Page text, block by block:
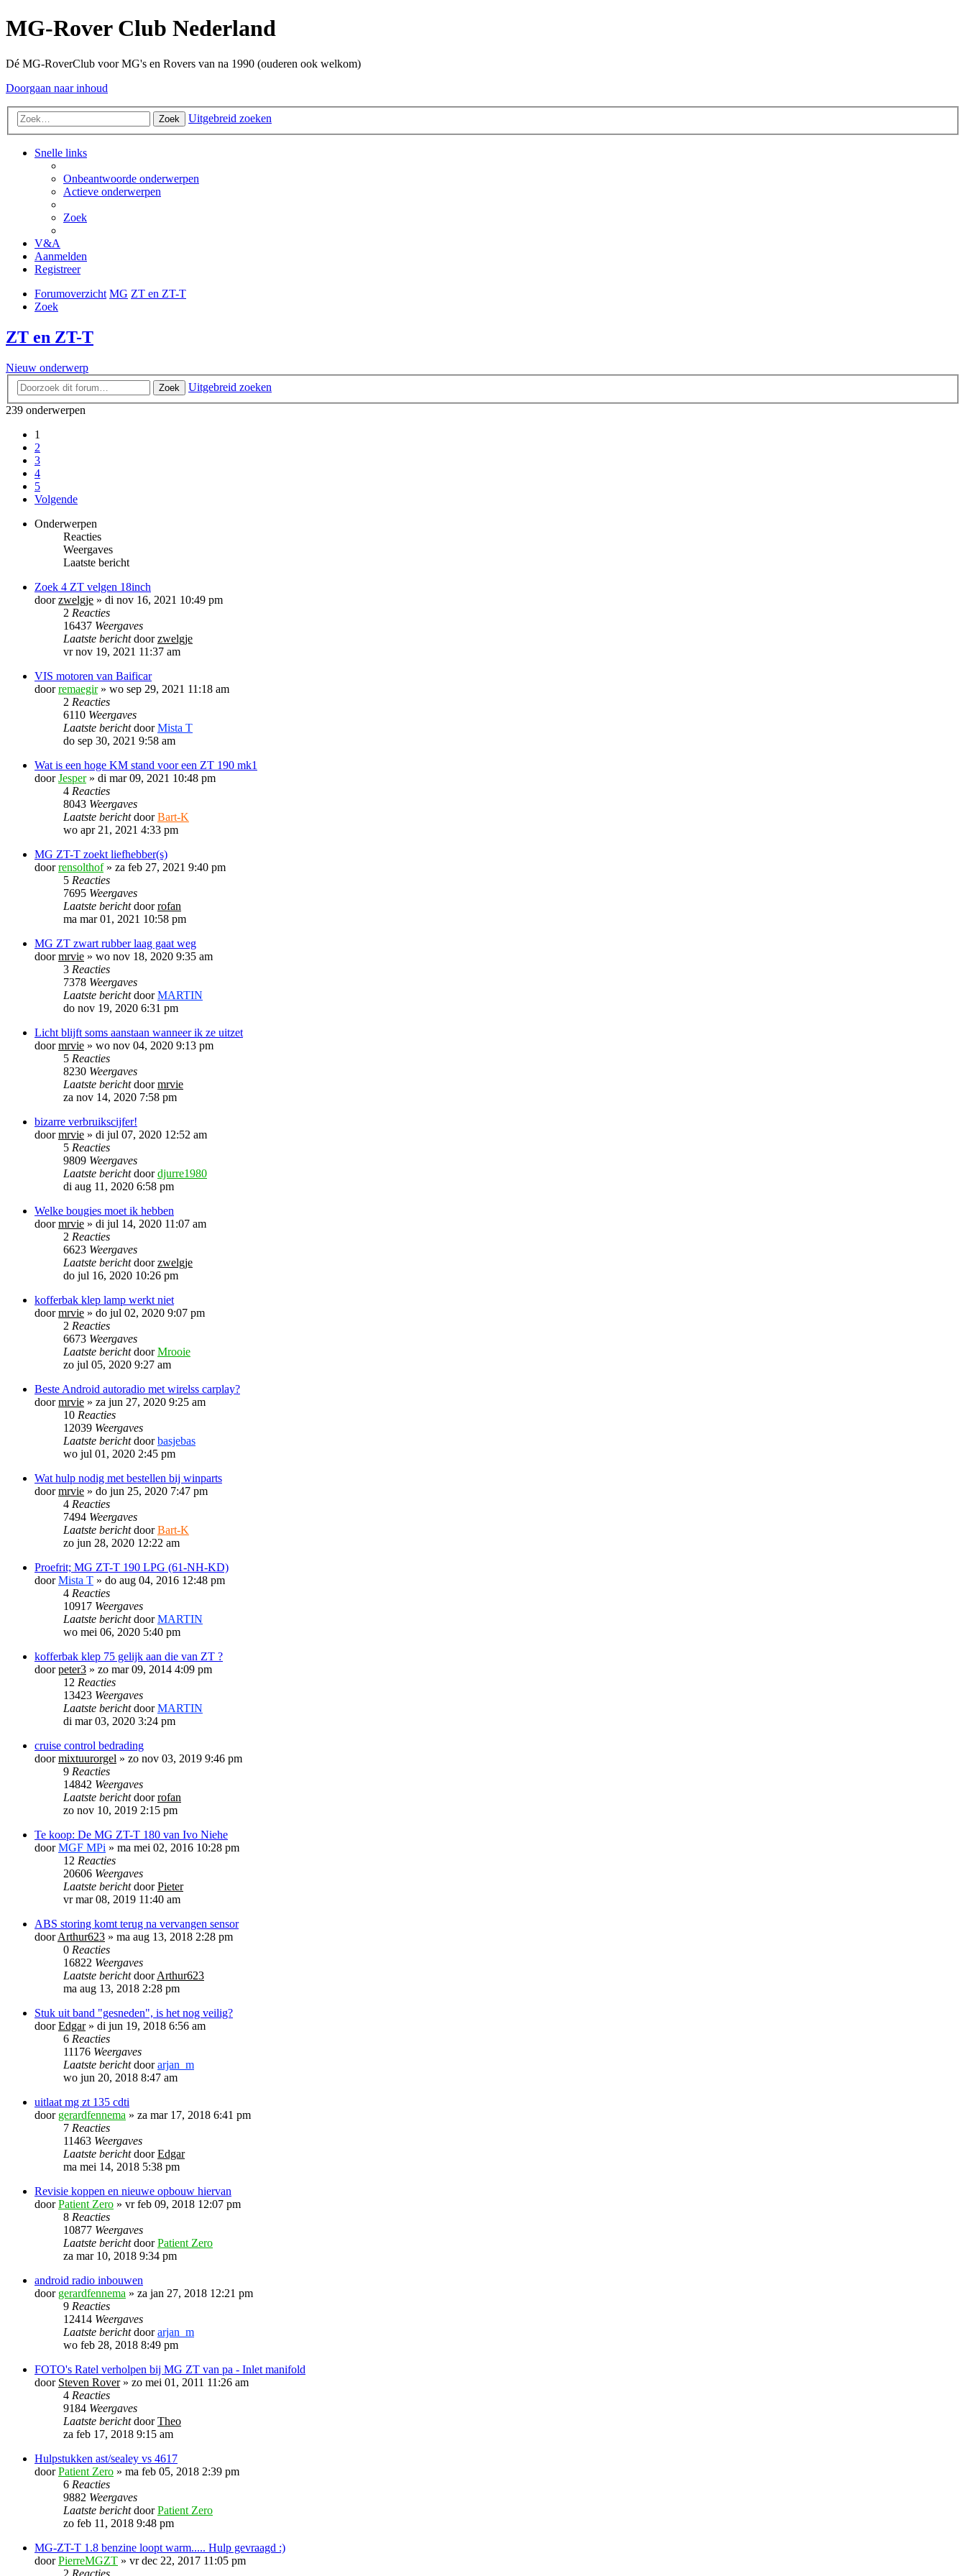
MG-Rover Club Nederland
Dé MG-RoverClub voor MG's en Rovers van na 1990 (ouderen ook welkom)
Doorgaan naar inhoud
Zoek Uitgebreid zoeken
Snelle links
Onbeantwoorde onderwerpen
Actieve onderwerpen
Zoek
V&A
Aanmelden
Registreer
Forumoverzicht MG ZT en ZT-T
Zoek
ZT en ZT-T
Nieuw onderwerp
Zoek
Uitgebreid zoeken
239 onderwerpen
1
2
3
4
5
Volgende
Onderwerpen
Reacties
Weergaves
Laatste bericht
Zoek 4 ZT velgen 18inch
doorzwelgje » di nov 16, 2021 10:49 pm
2 Reacties
16437 Weergaves
Laatste berichtdoorzwelgje
vr nov 19, 2021 11:37 am
VIS motoren van Baificar
doorremaegir» wo sep 29, 2021 11:18 am
2 Reacties
6110 Weergaves
Laatste berichtdoorMista T
do sep 30, 2021 9:58 am
Wat is een hoge KM stand voor een ZT 190 mk1
doorJesper» di mar 09, 2021 10:48 pm
4 Reacties
8043 Weergaves
Laatste berichtdoorBart-K
wo apr 21, 2021 4:33 pm
MG ZT-T zoekt liefhebber(s)
doorrensolthof» za feb 27, 2021 9:40 pm
5 Reacties
7695 Weergaves
Laatste berichtdoorrofan
ma mar 01, 2021 10:58 pm
MG ZT zwart rubber laag gaat weg
doormrvie » wo nov 18, 2020 9:35 am
3 Reacties
7378 Weergaves
Laatste berichtdoorMARTIN
do nov 19, 2020 6:31 pm
Licht blijft soms aanstaan wanneer ik ze uitzet
doormrvie » wo nov 04, 2020 9:13 pm
5 Reacties
8230 Weergaves
Laatste berichtdoormrvie
za nov 14, 2020 7:58 pm
bizarre verbruikscijfer!
doormrvie » di jul 07, 2020 12:52 am
5 Reacties
9809 Weergaves
Laatste berichtdoordjurre1980
di aug 11, 2020 6:58 pm
Welke bougies moet ik hebben
doormrvie » di jul 14, 2020 11:07 am
2 Reacties
6623 Weergaves
Laatste berichtdoorzwelgje
do jul 16, 2020 10:26 pm
kofferbak klep lamp werkt niet
doormrvie » do jul 02, 2020 9:07 pm
2 Reacties
6673 Weergaves
Laatste berichtdoorMrooie
zo jul 05, 2020 9:27 am
Beste Android autoradio met wirelss carplay?
doormrvie » za jun 27, 2020 9:25 am
10 Reacties
12039 Weergaves
Laatste berichtdoorbasjebas
wo jul 01, 2020 2:45 pm
Wat hulp nodig met bestellen bij winparts
doormrvie » do jun 25, 2020 7:47 pm
4 Reacties
7494 Weergaves
Laatste berichtdoorBart-K
zo jun 28, 2020 12:22 am
Proefrit; MG ZT-T 190 LPG (61-NH-KD)
doorMista T » do aug 04, 2016 12:48 pm
4 Reacties
10917 Weergaves
Laatste berichtdoorMARTIN
wo mei 06, 2020 5:40 pm
kofferbak klep 75 gelijk aan die van ZT ?
doorpeter3 » zo mar 09, 2014 4:09 pm
12 Reacties
13423 Weergaves
Laatste berichtdoorMARTIN
di mar 03, 2020 3:24 pm
cruise control bedrading
doormixtuurorgel » zo nov 03, 2019 9:46 pm
9 Reacties
14842 Weergaves
Laatste berichtdoorrofan
zo nov 10, 2019 2:15 pm
Te koop: De MG ZT-T 180 van Ivo Niehe
doorMGF MPi » ma mei 02, 2016 10:28 pm
12 Reacties
20606 Weergaves
Laatste berichtdoorPieter
vr mar 08, 2019 11:40 am
ABS storing komt terug na vervangen sensor
doorArthur623 » ma aug 13, 2018 2:28 pm
0 Reacties
16822 Weergaves
Laatste berichtdoorArthur623
ma aug 13, 2018 2:28 pm
Stuk uit band "gesneden", is het nog veilig?
doorEdgar» di jun 19, 2018 6:56 am
6 Reacties
11176 Weergaves
Laatste berichtdoorarjan_m
wo jun 20, 2018 8:47 am
uitlaat mg zt 135 cdti
door gerardfennema » za mar 17, 2018 6:41 pm
7 Reacties
11463 Weergaves
Laatste berichtdoorEdgar
ma mei 14, 2018 5:38 pm
Revisie koppen en nieuwe opbouw hiervan
doorPatient Zero » vr feb 09, 2018 12:07 pm
8 Reacties
10877 Weergaves
Laatste berichtdoorPatient Zero
za mar 10, 2018 9:34 pm
android radio inbouwen
door gerardfennema » za jan 27, 2018 12:21 pm
9 Reacties
12414 Weergaves
Laatste berichtdoorarjan_m
wo feb 28, 2018 8:49 pm
FOTO's Ratel verholpen bij MG ZT van pa - Inlet manifold
door Steven Rover» zo mei 01, 2011 11:26 am
4 Reacties
9184 Weergaves
Laatste berichtdoorTheo
za feb 17, 2018 9:15 am
Hulpstukken ast/sealey vs 4617
doorPatient Zero » ma feb 05, 2018 2:39 pm
6 Reacties
9882 Weergaves
Laatste berichtdoorPatient Zero
zo feb 11, 2018 9:48 pm
MG-ZT-T 1.8 benzine loopt warm..... Hulp gevraagd :)
doorPierreMGZT » vr dec 22, 2017 11:05 pm
2 Reacties